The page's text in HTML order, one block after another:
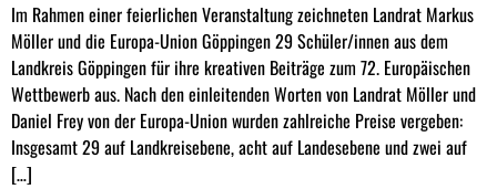
Im Rahmen einer feierlichen Veranstaltung zeichneten Landrat Markus
Möller und die Europa-Union Göppingen 29 Schüler/innen aus dem
Landkreis Göppingen für ihre kreativen Beiträge zum 72. Europäischen
Wettbewerb aus. Nach den einleitenden Worten von Landrat Möller und
Daniel Frey von der Europa-Union wurden zahlreiche Preise vergeben:
Insgesamt 29 auf Landkreisebene, acht auf Landesebene und zwei auf
[…]